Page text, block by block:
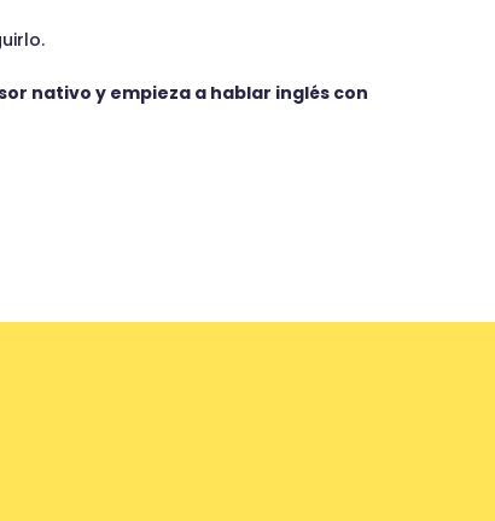
nativo y empieza a hablar inglés con